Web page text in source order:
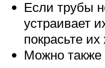
Если трубы
устраивает
покрасьте
Можно также